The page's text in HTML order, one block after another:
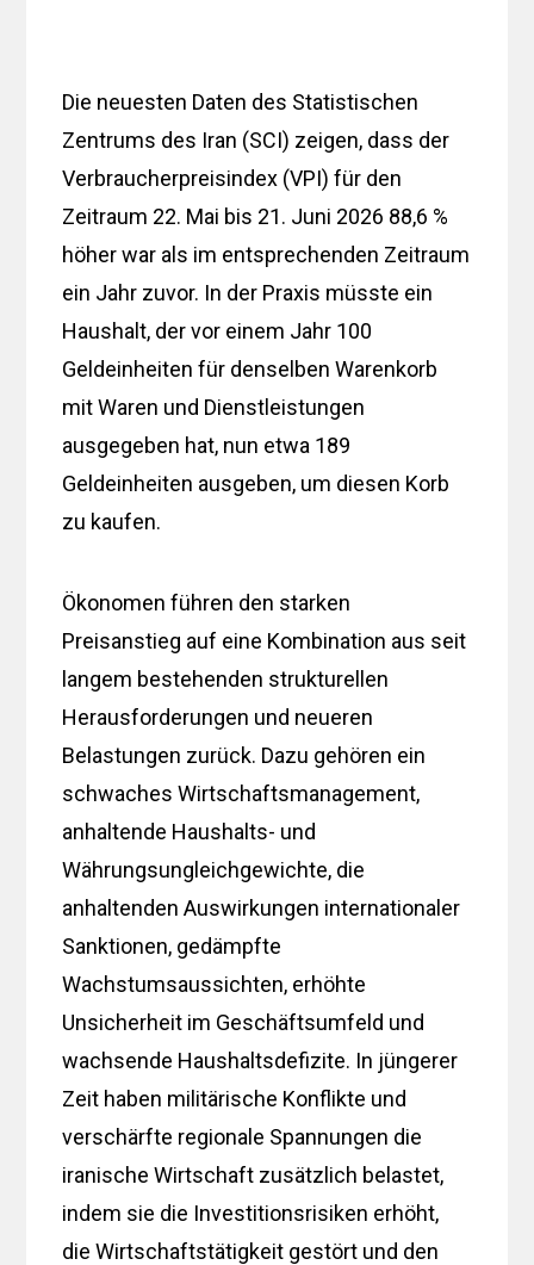
Die neuesten Daten des Statistischen
Zentrums des Iran (SCI) zeigen, dass der
Verbraucherpreisindex (VPI) für den
Zeitraum 22. Mai bis 21. Juni 2026 88,6 %
höher war als im entsprechenden Zeitraum
ein Jahr zuvor. In der Praxis müsste ein
Haushalt, der vor einem Jahr 100
Geldeinheiten für denselben Warenkorb
mit Waren und Dienstleistungen
ausgegeben hat, nun etwa 189
Geldeinheiten ausgeben, um diesen Korb
zu kaufen.
Ökonomen führen den starken
Preisanstieg auf eine Kombination aus seit
langem bestehenden strukturellen
Herausforderungen und neueren
Belastungen zurück. Dazu gehören ein
schwaches Wirtschaftsmanagement,
anhaltende Haushalts- und
Währungsungleichgewichte, die
anhaltenden Auswirkungen internationaler
Sanktionen, gedämpfte
Wachstumsaussichten, erhöhte
Unsicherheit im Geschäftsumfeld und
wachsende Haushaltsdefizite. In jüngerer
Zeit haben militärische Konflikte und
verschärfte regionale Spannungen die
iranische Wirtschaft zusätzlich belastet,
indem sie die Investitionsrisiken erhöht,
die Wirtschaftstätigkeit gestört und den